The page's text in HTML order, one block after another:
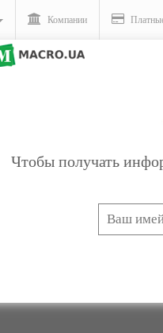
Компании
Компании -
Чтобы получать